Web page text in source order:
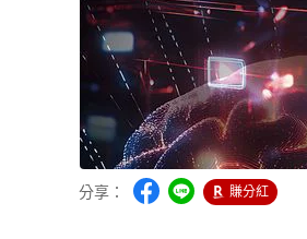
分享： 賺分紅